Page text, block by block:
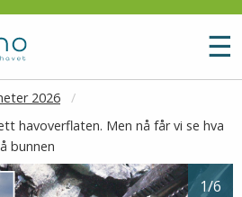
☰
2026
havoverflaten. Men nå får vi se hva
bunnen
1/6